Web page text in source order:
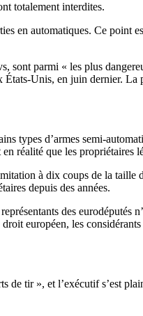
totalement interdites.
en automatiques. Ce point
parmi « les plus
États-Unis, en juin dernier.
types d’armes semi-
réalité que les propriétaires
à dix coups de la taille
depuis des années.
des eurodéputés
européen, les
tir », et l’exécutif s’est